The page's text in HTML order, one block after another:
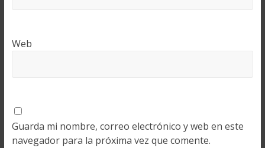
Web
Guarda mi nombre, correo electrónico y web en este
navegador para la próxima vez que comente.